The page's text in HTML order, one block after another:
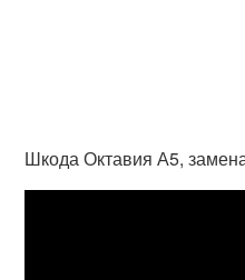
Шкода Октавия А5,